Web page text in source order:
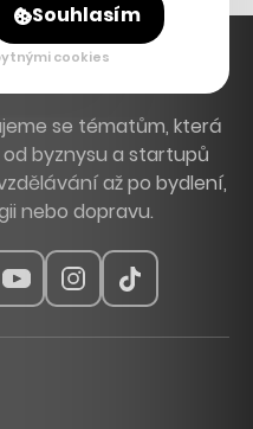
se tématům, která
byznysu a startupů
až po bydlení,
nebo dopravu.
Souhlasím
cookies